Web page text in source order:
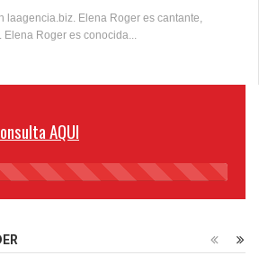
laagencia.biz. Elena Roger es cantante,
Elena Roger es conocida...
AQUI
45%